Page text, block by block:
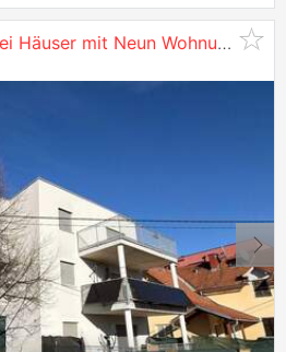
Investitionsobjekt: Zwei Häuser mit Neun Wohnungen und Sieben Parkplätzen /